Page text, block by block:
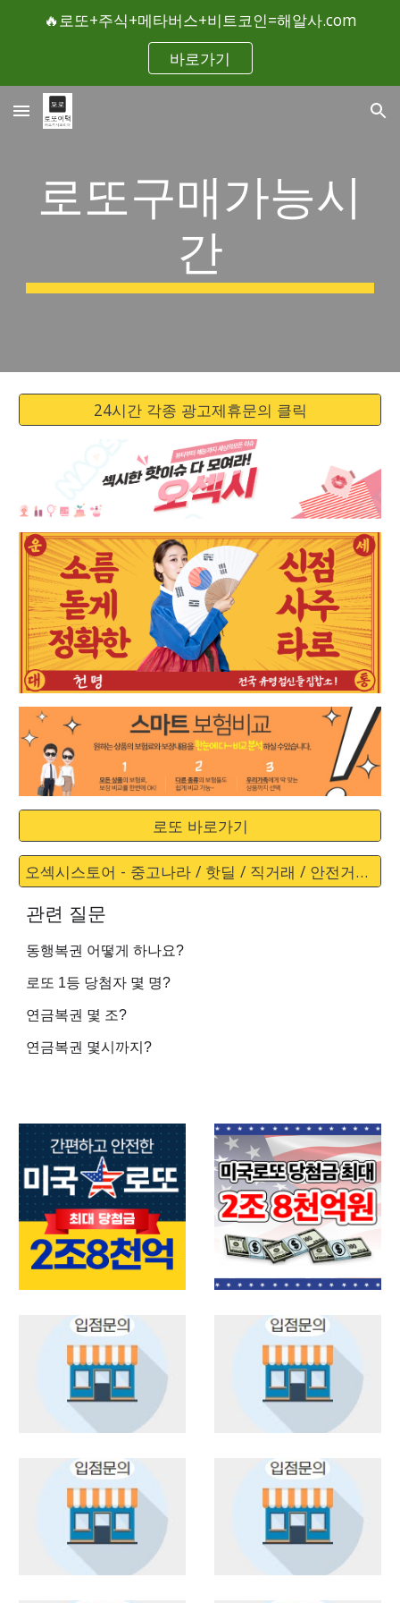
Skip to main content Skip to navigation
🔥로또+주식+메타버스+비트코인=해알사.com
바로가기
로또구매가능시
간
24시간 각종 광고제휴문의 클릭
로또 바로가기
오섹시스토어 - 중고나라 / 핫딜 / 직거래 / 안전거래 바로가기
관련 질문
동행복권 어떻게 하나요?
로또 1등 당첨자 몇 명?
연금복권 몇 조?
연금복권 몇시까지?